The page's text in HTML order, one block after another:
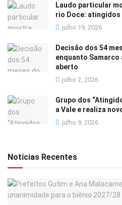
Laudo particular
rio Doce: atingidos
julho 19, 2026
Decisão dos 54
enquanto Samarco
aberto
julho 2, 2026
Grupo dos
a Vale e realiza
julho 9, 2026
Notícias Recentes